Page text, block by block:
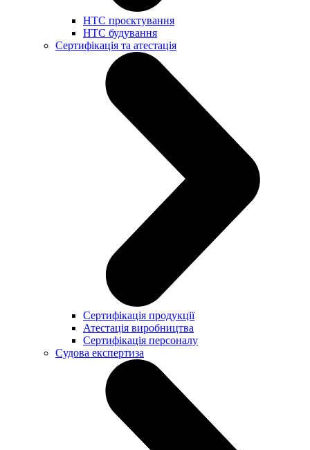
НТС проєктування
НТС будування
Сертифікація та атестація
Сертифікація продукції
Атестація виробництва
Сертифікація персоналу
Судова експертиза